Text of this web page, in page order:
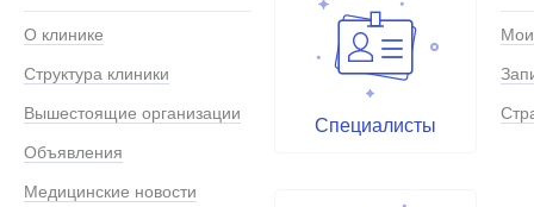
О клинике
Структура клиники
Вышестоящие организации
Объявления
Медицинские новости
Специалисты